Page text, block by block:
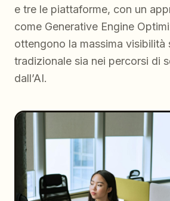
e tre le piattaforme, con un
come Generative Engine
ottengono la massima visibilità
tradizionale sia nei percorsi di
dall’AI.